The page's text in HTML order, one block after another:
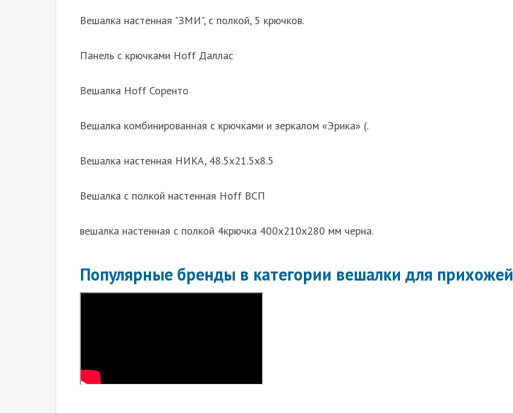
Вешалка настенная "ЗМИ", с полкой, 5 крючков.
Панель с крючками Hoff Даллас
Вешалка Hoff Соренто
Вешалка комбинированная с крючками и зеркалом «Эрика» (.
Вешалка настенная НИКА, 48.5х21.5х8.5
Вешалка с полкой настенная Hoff ВСП
вешалка настенная с полкой 4крючка 400х210х280 мм черна.
Популярные бренды в категории вешалки для прихожей